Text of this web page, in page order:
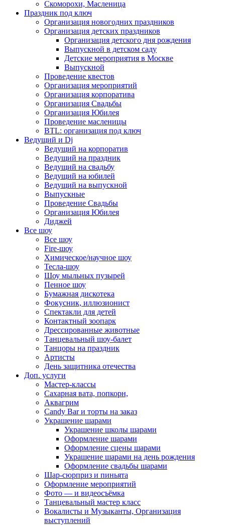
Скоморохи, Масленица
Праздник под ключ
Организация новогодних праздников
Организация детских праздников
Организация детского дня рождения
Выпускной в детском саду
Детские мероприятия в Москве
Выпускной
Проведение квестов
Организация мероприятий
Организация корпоратива
Организация Свадьбы
Организация Юбилея
Проведение масленицы
BTL: организация под ключ
Ведущий и Dj
Ведущий на корпоратив
Ведущий на праздник
Ведущий на свадьбу
Ведущий на юбилей
Ведущий на выпускной
Выпускные
Проведение Свадьбы
Организация Юбилея
Диджей
Все шоу
Все шоу
Fire-шоу
Химическое/научное шоу
Тесла-шоу
Шоу мыльных пузырей
Пенное шоу
Бумажная дискотека
Фокусник, иллюзионист
Спектакли для детей
Контактный зоопарк
Дрессированные животные
Танцевальный шоу-балет
Танцоры на праздник
Артисты
День защитника отечества
Доп. услуги
Мастер-классы
Сахарная вата, попкорн,
Аквагрим
Candy Bar и торты на заказ
Украшение шарами
Украшение школы шарами
Оформление шарами
Оформление сцены шарами
Украшение шарами на день рождения
Оформление свадьбы шарами
Шар-сюрприз и пиньята
Оформление мероприятий
Фото — и видеосъёмка
Танцевальный мастер класс
Вокалисты и Музыканты, Организация
выступлений